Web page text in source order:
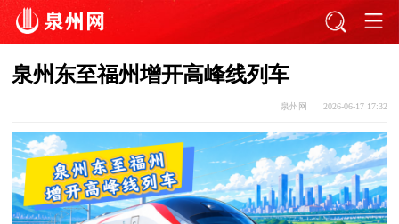
泉州东至福州增开高峰线列车
泉州网 2026-06-17 17:32